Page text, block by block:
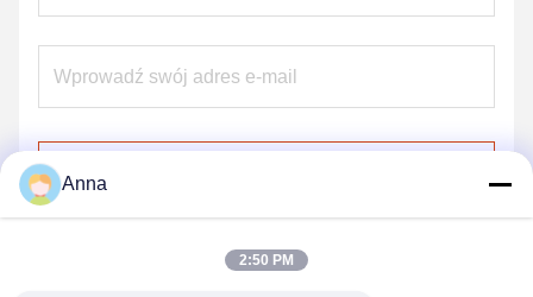
Anna
2:50 PM